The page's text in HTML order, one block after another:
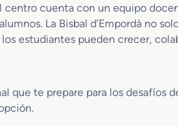
centro cuenta con un equipo
La Bisbal d’Empordà no
estudiantes pueden crecer,
que te prepare para los desafíos